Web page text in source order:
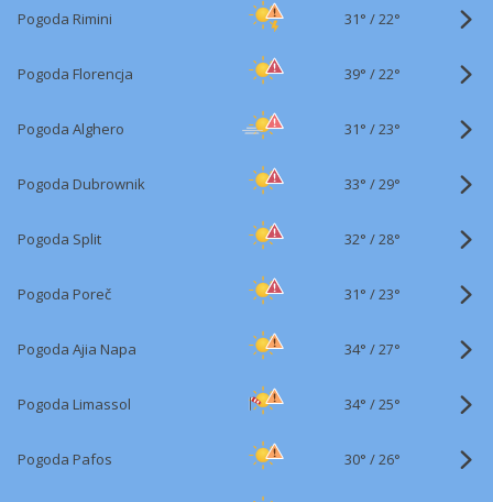
Pogoda Rimini 31° /22°
Pogoda Florencja 39° /22°
Pogoda Alghero 31° /23°
Pogoda Dubrownik 33° /29°
Pogoda Split 32° /28°
Pogoda Poreč 31° /23°
Pogoda Ajia Napa 34° /27°
Pogoda Limassol 34° /25°
Pogoda Pafos 30° /26°